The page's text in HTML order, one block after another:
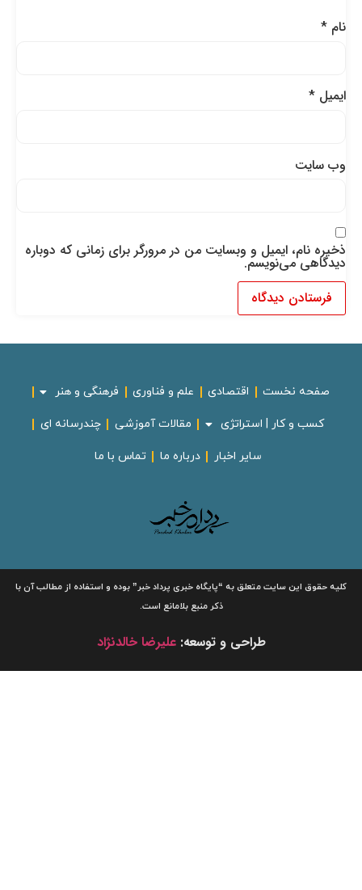
نام*
ایمیل*
وب‌ سایت
ذخیره نام، ایمیل و وبسایت من در مرورگر برای زمانی که دوباره
دیدگاهی می‌نویسم.
صفحه نخست اقتصادی علم و فناوری فرهنگی و هنر
کسب و کار | استراتژی مقالات آموزشی چندرسانه ای
سایر اخبار درباره ما تماس با ما
کلیه حقوق این سایت متعلق به“پایگاه خبریپرداد خبر”بوده و استفاده از مطالب آن با
ذکر منبع بلامانع است.
طراحی و توسعه:علیرضا خالدنژاد